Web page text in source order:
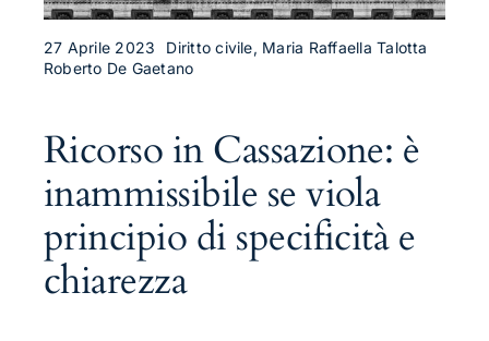
27 Aprile 2023
Diritto civile, Maria Raffaella Talotta
Roberto De Gaetano
Ricorso in Cassazione: è
inammissibile se viola
principio di specificità e
chiarezza